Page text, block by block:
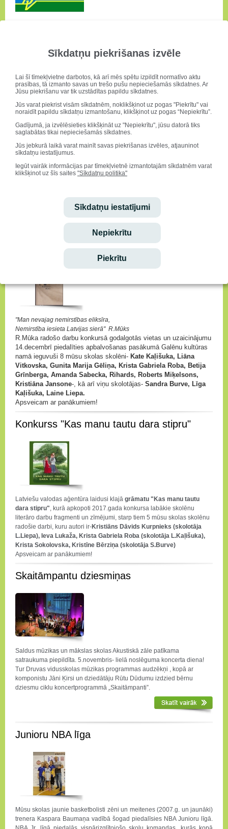
Sīkdatņu piekrišanas izvēle
Lai šī tīmekļvietne darbotos, kā arī mēs spētu izpildīt normatīvo aktu
prasības, tā izmanto savas un trešo pušu nepieciešamās sīkdatnes. Ar
Jūsu piekrišanu var tik uzstādītas papildu sīkdatnes.
Jūs varat piekrist visām sīkdatnēm, noklikšķinot uz pogas "Piekrītu" vai
noraidīt papildu sīkdatņu izmantošanu, klikšķinot uz pogas “Nepiekrītu”.
Gadījumā, ja izvēlēsieties klikšķināt uz "Nepiekrītu", jūsu datorā tiks
saglabātas tikai nepieciešamās sīkdatnes.
Jūs jebkurā laikā varat mainīt savas piekrišanas izvēles, atjauninot
sīkdatņu iestatījumus.
Iegūt vairāk informācijas par tīmekļvietnē izmantotajām sīkdatnēm varat
klikšķinot uz šīs saites "Sīkdatņu politika"
Sīkdatņu iestatījumi
Nepiekrītu
Piekrītu
Liāra Beļkeviča)
, skolu pārstāvēja Ivo Lauva, Keita Iršina, Raivis Liepa,
Jēkabs Galiņš, Alise Alute. Olimpiādei sagatavoja sk. Liāra Beļkeviča
Apsveicam!
Starpnovadu mājturības un tehnoloģiju II
olimpiāde
Sasniegumi R.Mūka radošo darbu
"Man nevajag nemirstības eliksīra,
Nemirstība iesieta Latvijas sierā" R.Mūks
R.Mūka radošo darbu konkursā godalgotās vietas un uzaicinājumu
14.decembrī piedalīties apbalvošanas pasākumā Galēnu kultūras
namā ieguvuši 8 mūsu skolas skolēni- Kate Kaļišuka, Liāna
Vitkovska, Gunita Marija Gēliņa, Krista Gabriela Roba, Betija
Grīnberga, Amanda Sabecka, Rihards, Roberts Miķelsons,
Kristiāna Jansone-, kā arī viņu skolotājas- Sandra Burve, Līga
Kaļišuka, Laine Liepa.
Apsveicam ar panākumiem!
Konkurss "Kas manu tautu dara stipru"
Latviešu valodas aģentūra laidusi klajā grāmatu "Kas manu tautu
dara stipru", kurā apkopoti 2017.gada konkursa labākie skolēnu
literāro darbu fragmenti un zīmējumi, starp tiem 5 mūsu skolas skolēnu
radošie darbi, kuru autori ir-Kristiāns Dāvids Kurpnieks (skolotāja
L.Liepa), Ieva Lukaža, Krista Gabriela Roba (skolotāja L.Kaļišuka),
Krista Sokolovska, Kristīne Bērziņa (skolotāja S.Burve)
Apsveicam ar panākumiem!
Skaitāmpantu dziesmiņas
Saldus mūzikas un mākslas skolas Akustiskā zāle patīkama
satraukuma piepildīta. 5.novembris- lielā noslēguma koncerta diena!
Tur Druvas vidusskolas mūzikas programmas audzēkņi , kopā ar
komponistu Jāni Ķirsi un dziedātāju Rūtu Dūdumu izdzied bērnu
dziesmu ciklu koncertprogrammā „Skaitāmpanti”.
Junioru NBA līga
Mūsu skolas jaunie basketbolisti zēni un meitenes (2007.g. un jaunāki)
trenera Kaspara Baumaņa vadībā šogad piedalīsies NBA Junioru līgā.